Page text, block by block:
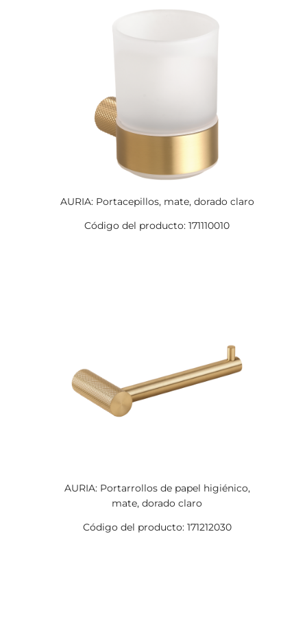
AURIA: Portacepillos, mate, dorado claro
Código del producto: 171110010
AURIA: Portarrollos de papel higiénico,
mate, dorado claro
Código del producto: 171212030